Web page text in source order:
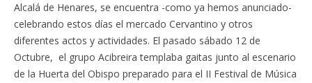
Alcalá de Henares, se encuentra -como ya hemos anunciado-
celebrando estos días el mercado Cervantino y otros
diferentes actos y actividades. El pasado sábado 12 de
Octubre, el grupo Acibreira templaba gaitas junto al escenario
de la Huerta del Obispo preparado para el II Festival de Música